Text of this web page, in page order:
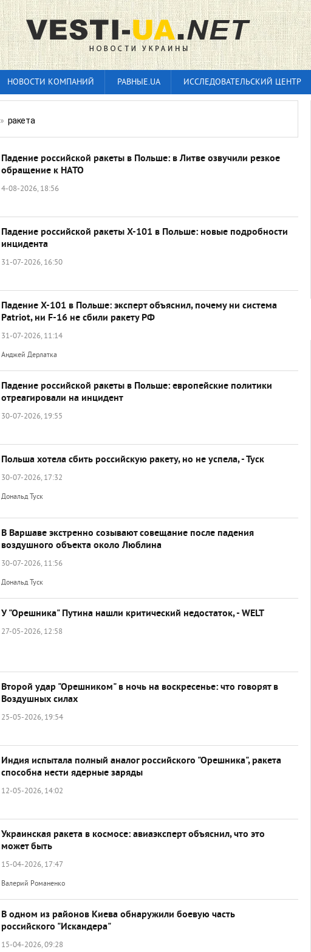
НОВОСТИ КОМПАНИЙ РАВНЫЕ.UA ИССЛЕДОВАТЕЛЬСКИЙ ЦЕНТР
» ракета
Падение российской ракеты в Польше: в Литве озвучили резкое
обращение к НАТО
4-08-2026, 18:56
Падение российской ракеты Х-101 в Польше: новые подробности
инцидента
31-07-2026, 16:50
Падение Х-101 в Польше: эксперт объяснил, почему ни система
Patriot, ни F-16 не сбили ракету РФ
31-07-2026, 11:14
Анджей Дерлатка
Падение российской ракеты в Польше: европейские политики
отреагировали на инцидент
30-07-2026, 19:55
Польша хотела сбить российскую ракету, но не успела, - Туск
30-07-2026, 17:32
Дональд Туск
В Варшаве экстренно созывают совещание после падения
воздушного объекта около Люблина
30-07-2026, 11:56
Дональд Туск
У "Орешника" Путина нашли критический недостаток, - WELT
27-05-2026, 12:58
Второй удар "Орешником" в ночь на воскресенье: что говорят в
Воздушных силах
25-05-2026, 19:54
Индия испытала полный аналог российского "Орешника", ракета
способна нести ядерные заряды
12-05-2026, 14:02
Украинская ракета в космосе: авиаэксперт объяснил, что это
может быть
15-04-2026, 17:47
Валерий Романенко
В одном из районов Киева обнаружили боевую часть
российского "Искандера"
15-04-2026, 09:28